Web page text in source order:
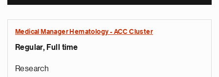
Medical Manager Hematology - ACC Cluster
Regular, Full time
Research